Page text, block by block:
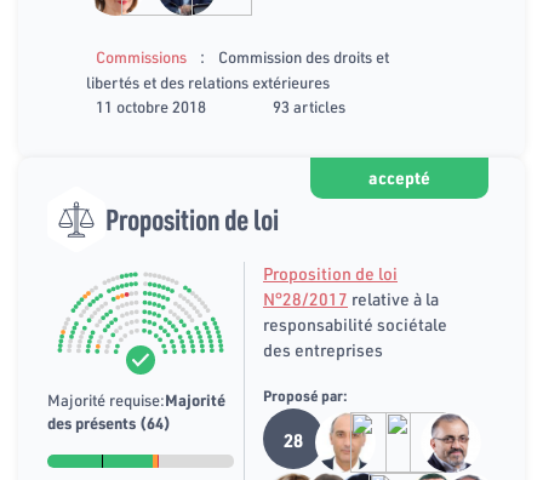
Commissions :
Commission des droits et
libertés et des relations extérieures
11 octobre 2018
93 articles
accepté
Proposition de loi
Majorité requise:Majorité
des présents (64)
Proposition de loi
N°28/2017 relative à la
responsabilité sociétale
des entreprises
Proposé par:
28